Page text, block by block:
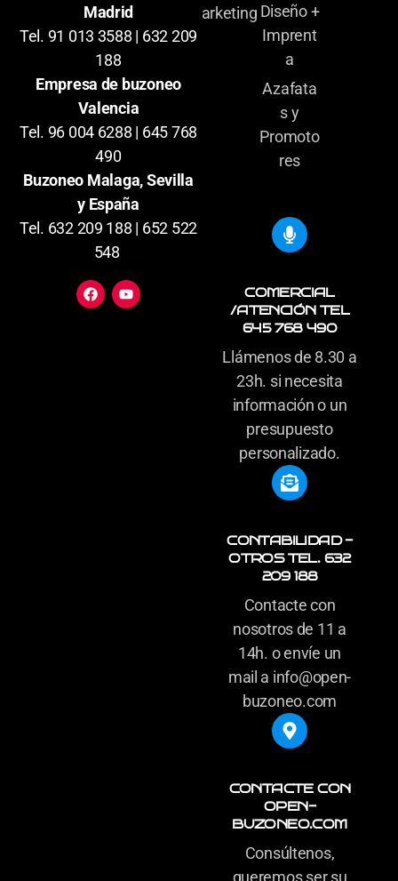
Madrid
Tel. 91 013 3588 | 632 209
188
Empresa de buzoneo
Valencia
Tel. 96 004 6288 | 645 768
490
Buzoneo Malaga, Sevilla
y España
Tel. 632 209 188 | 652 522
548
arketing Diseño +
Imprent
a
Azafata
s y
Promoto
res
COMERCIAL
/ATENCIÓN TEL
645 768 490
Llámenos de 8.30 a
23h. si necesita
información o un
presupuesto
personalizado.
CONTABILIDAD -
OTROS TEL. 632
209 188
Contacte con
nosotros de 11 a
14h. o envíe un
mail a info@open-
buzoneo.com
CONTACTE CON
OPEN-
BUZONEO.COM
Consúltenos,
queremos ser su